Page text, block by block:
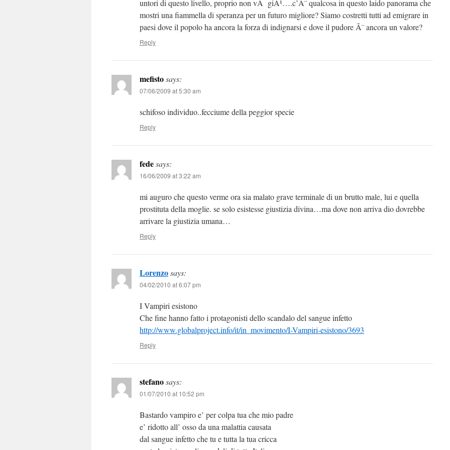
untori di questo livello, proprio non vÃ giÃ¹….c’Ã¨ qualcosa in questo laido panorama che
mostri una fiammella di speranza per un futuro migliore? Siamo costretti tutti ad emigrare in
paesi dove il popolo ha ancora la forza di indignarsi e dove il pudore Ã¨ ancora un valore?
Reply
mefistosays:
07/06/2009 at 5:30 am
schifoso individuo..fecciume della peggior specie
Reply
fedesays:
16/06/2009 at 3:22 am
mi auguro che questo verme ora sia malato grave terminale di un brutto male, lui e quella
prostituta della moglie. se solo esistesse giustizia divina…ma dove non arriva dio dovrebbe
arrivare la giustizia umana…
Reply
Lorenzosays:
04/02/2010 at 6:07 pm
I Vampiri esistono
Che fine hanno fatto i protagonisti dello scandalo del sangue infetto
http://www.globalproject.info/it/in_movimento/I-Vampiri-esistono/3693
Reply
stefanosays:
01/07/2010 at 10:52 pm
Bastardo vampiro e’ per colpa tua che mio padre
e’ ridotto all’ osso da una malattia causata
dal sangue infetto che tu e tutta la tua cricca